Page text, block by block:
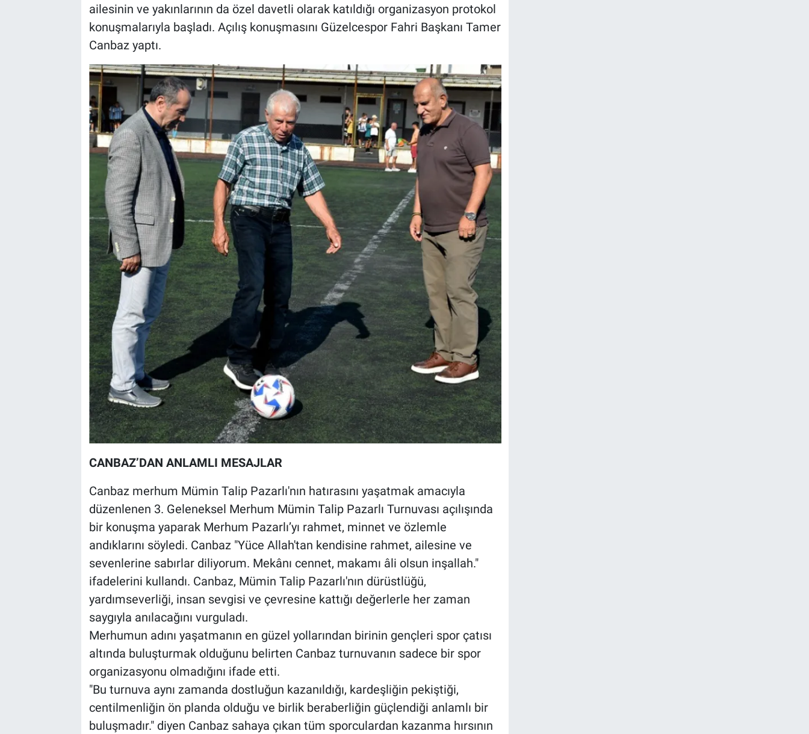
ailesinin ve yakınlarının da özel davetli olarak katıldığı organizasyon protokol
konuşmalarıyla başladı. Açılış konuşmasını Güzelcespor Fahri Başkanı Tamer
Canbaz yaptı.
CANBAZ’DAN ANLAMLI MESAJLAR
Canbaz merhum Mümin Talip Pazarlı'nın hatırasını yaşatmak amacıyla
düzenlenen 3. Geleneksel Merhum Mümin Talip Pazarlı Turnuvası açılışında
bir konuşma yaparak Merhum Pazarlı’yı rahmet, minnet ve özlemle
andıklarını söyledi. Canbaz "Yüce Allah'tan kendisine rahmet, ailesine ve
sevenlerine sabırlar diliyorum. Mekânı cennet, makamı âli olsun inşallah."
ifadelerini kullandı. Canbaz, Mümin Talip Pazarlı'nın dürüstlüğü,
yardımseverliği, insan sevgisi ve çevresine kattığı değerlerle her zaman
saygıyla anılacağını vurguladı.
Merhumun adını yaşatmanın en güzel yollarından birinin gençleri spor çatısı
altında buluşturmak olduğunu belirten Canbaz turnuvanın sadece bir spor
organizasyonu olmadığını ifade etti.
"Bu turnuva aynı zamanda dostluğun kazanıldığı, kardeşliğin pekiştiği,
centilmenliğin ön planda olduğu ve birlik beraberliğin güçlendiği anlamlı bir
buluşmadır." diyen Canbaz sahaya çıkan tüm sporculardan kazanma hırsının